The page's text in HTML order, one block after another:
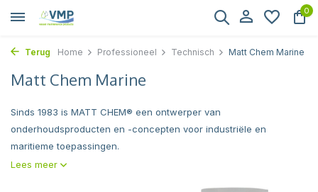
0
Terug Home Professioneel Technisch Matt Chem Marine
Matt Chem Marine
Sinds 1983 is MATT CHEM® een ontwerper van
onderhoudsproducten en -concepten voor industriële en
maritieme toepassingen.
Lees meer